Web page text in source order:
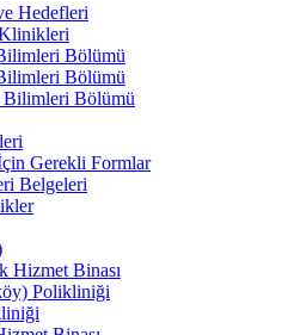
Hedefleri
Bölümü
Bölümü
Bilimleri Bölümü
Gerekli Formlar
Belgeleri
Hizmet Binası
Polikliniği